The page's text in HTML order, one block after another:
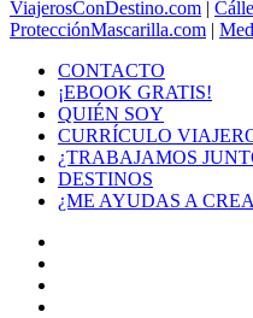
ViajerosConDestino.com |
ProtecciónMascarilla.com |
CONTACTO
¡EBOOK GRATIS!
QUIÉN SOY
CURRÍCULO
¿TRABAJAMOS
DESTINOS
¿ME AYUDAS A